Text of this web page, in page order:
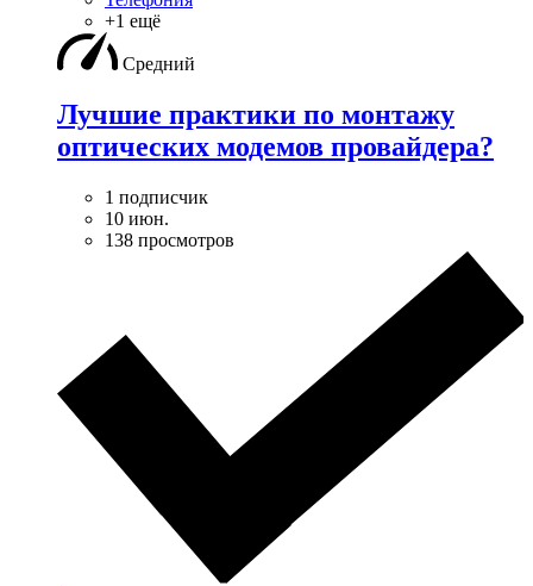
+1 ещё
Средний
Лучшие практики по монтажу
оптических модемов провайдера?
1 подписчик
10 июн.
138 просмотров